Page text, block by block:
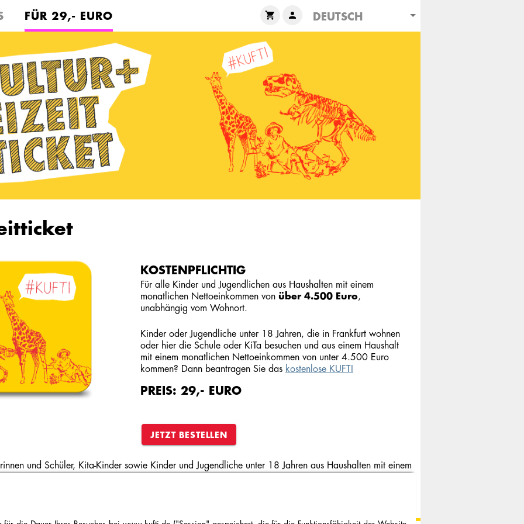
FÜR 29,- EURO DEUTSCH
KOSTENPFLICHTIG
Für alle Kinder und Jugendlichen aus Haushalten mit einem
monatlichen Nettoeinkommen von über 4.500 Euro,
unabhängig vom Wohnort.
Kinder oder Jugendliche unter 18 Jahren, die in Frankfurt wohnen
oder hier die Schule oder KiTa besuchen und aus einem Haushalt
mit einem monatlichen Nettoeinkommen von unter 4.500 Euro
kommen? Dann beantragen Sie das kostenlose KUFTI
PREIS: 29,- EURO
JETZT BESTELLEN
und Schüler, Kita-Kinder sowie Kinder und Jugendliche unter 18 Jahren aus Haushalten mit einem
kostenlose Ticket gilt bis zum Ablauf des 18. Lebensjahres, das 29 Euro-Ticket kann bis zum Ablauf